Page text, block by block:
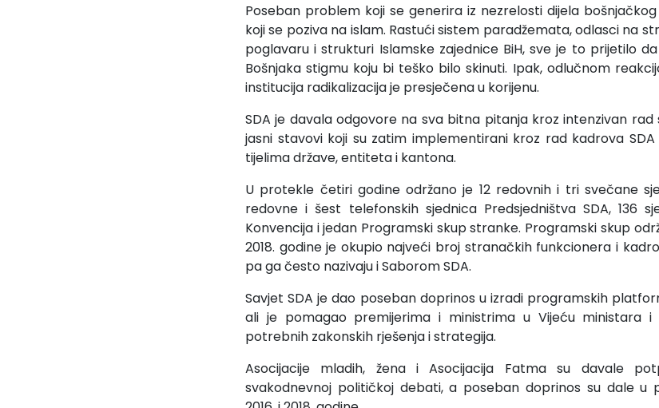
Poseban problem koji se generira iz nezrelosti dijela
koji se poziva na islam. Rastući sistem paradžemata, odlasci na
poglavaru i strukturi Islamske zajednice BiH, sve je to prijetilo
Bošnjaka stigmu koju bi teško bilo skinuti. Ipak, odlučnom
institucija radikalizacija je presječena u korijenu.
SDA je davala odgovore na sva bitna pitanja kroz intenzivan rad
jasni stavovi koji su zatim implementirani kroz rad kadrova
tijelima države, entiteta i kantona.
U protekle četiri godine održano je 12 redovnih i tri svečane
redovne i šest telefonskih sjednica Predsjedništva SDA, 136
Konvencija i jedan Programski skup stranke. Programski skup
2018. godine je okupio najveći broj stranačkih funkcionera i
pa ga često nazivaju i Saborom SDA.
Savjet SDA je dao poseban doprinos u izradi programskih
ali je pomagao premijerima i ministrima u Vijeću ministara i
potrebnih zakonskih rješenja i strategija.
Asocijacije mladih, žena i Asocijacija Fatma su davale
svakodnevnoj političkoj debati, a poseban doprinos su dale u